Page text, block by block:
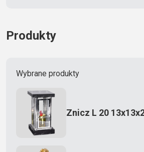
Produkty
Wybrane produkty
Znicz L 20